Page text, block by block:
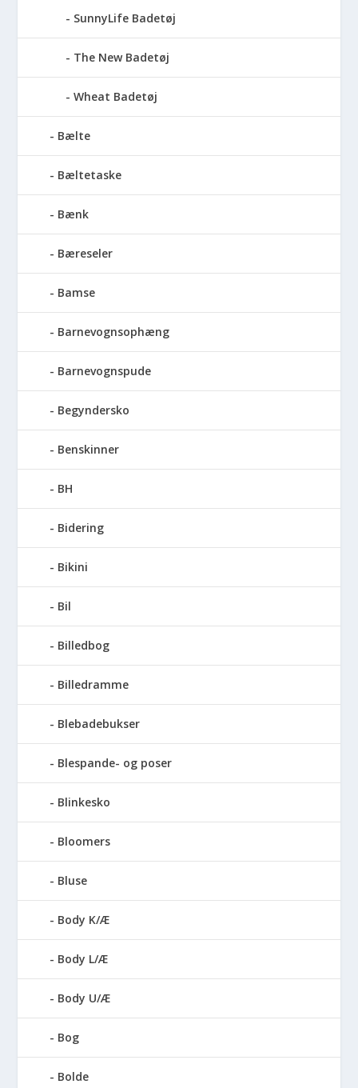
SunnyLife Badetøj
The New Badetøj
Wheat Badetøj
Bælte
Bæltetaske
Bænk
Bæreseler
Bamse
Barnevognsophæng
Barnevognspude
Begyndersko
Benskinner
BH
Bidering
Bikini
Bil
Billedbog
Billedramme
Blebadebukser
Blespande- og poser
Blinkesko
Bloomers
Bluse
Body K/Æ
Body L/Æ
Body U/Æ
Bog
Bolde